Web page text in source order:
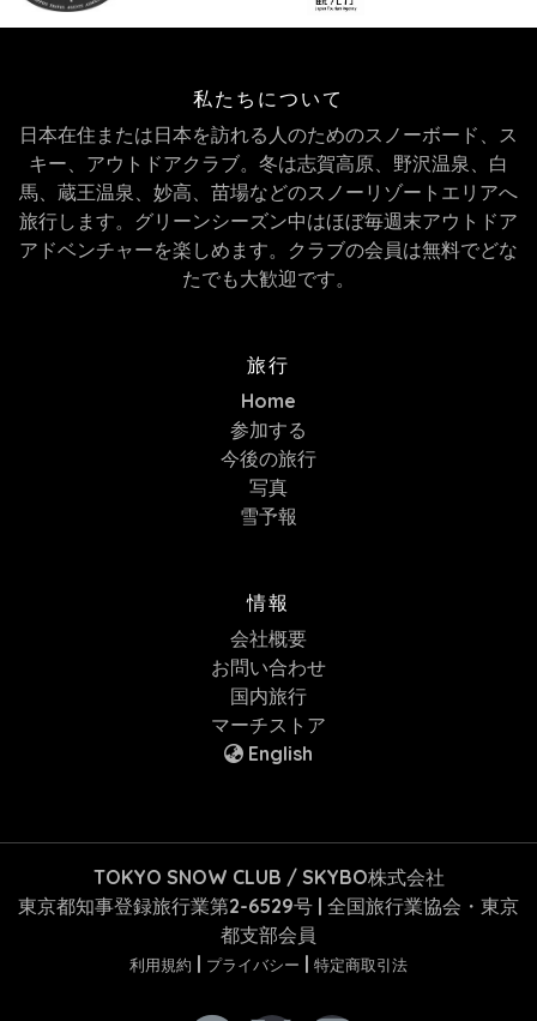
私たちについて
日本在住または日本を訪れる人のためのスノーボード、ス
キー、アウトドアクラブ。冬は志賀高原、野沢温泉、白
馬、蔵王温泉、妙高、苗場などのスノーリゾートエリアへ
旅行します。グリーンシーズン中はほぼ毎週末アウトドア
アドベンチャーを楽しめます。クラブの会員は無料でどな
たでも大歓迎です。
旅行
Home
参加する
今後の旅行
写真
雪予報
情報
会社概要
お問い合わせ
国内旅行
マーチストア
English
TOKYO SNOW CLUB / SKYBO株式会社
東京都知事登録旅行業第2-6529号 | 全国旅行業協会・東京
都支部会員
利用規約 | プライバシー | 特定商取引法